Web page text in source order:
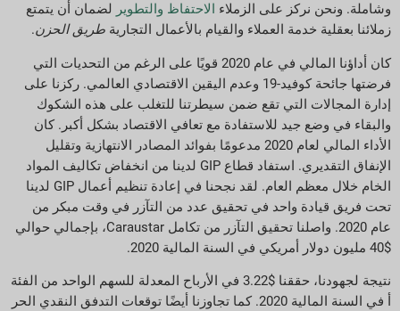
وشاملة. ونحن نركز على الزملاء
الاحتفاظ والتطوير لضمان أن يتمتع
زملائنا بعقلية خدمة العملاء والقيام بالأعمال التجارية طريق الحزن.
كان أداؤنا المالي في عام 2020 قويًا على الرغم من التحديات التي
فرضتها جائحة كوفيد-19 وعدم اليقين الاقتصادي العالمي. ركزنا على
إدارة المجالات التي تقع ضمن سيطرتنا للتغلب على هذه الشكوك
والبقاء في وضع جيد للاستفادة مع تعافي الاقتصاد بشكل أكبر. كان
الأداء المالي لعام 2020 مدعومًا بفوائد المصادر الانتهازية وتقليل
الإنفاق التقديري. استفاد قطاع GIP لدينا من انخفاض تكاليف المواد
الخام خلال معظم العام. لقد نجحنا في إعادة تنظيم أعمال GIP لدينا
تحت فريق قيادة واحد في تحقيق عدد من التآزر في وقت مبكر من
عام 2020. واصلنا تحقيق التآزر من تكامل Caraustar، بإجمالي حوالي
$40 مليون دولار أمريكي في السنة المالية 2020.
نتيجة لجهودنا، حققنا $3.22 في الأرباح المعدلة للسهم الواحد من الفئة
أ في السنة المالية 2020. كما تجاوزنا أيضًا توقعات التدفق النقدي الحر